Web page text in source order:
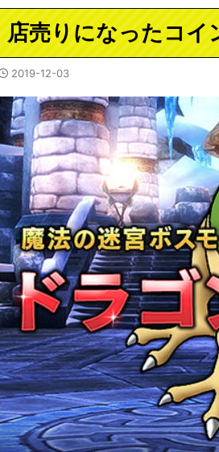
店売りになったコイ
2019-12-03